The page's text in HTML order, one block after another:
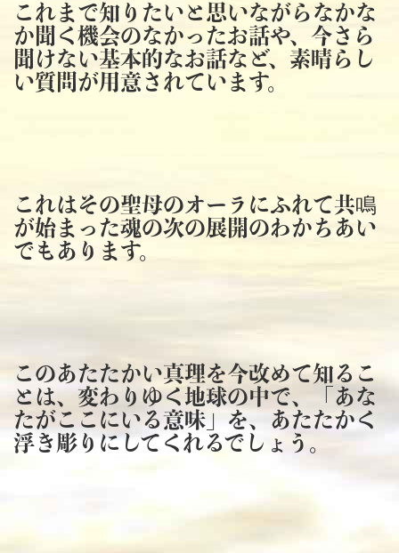
これまで知りたいと思いながらなかな
か聞く機会のなかったお話や、今さら
聞けない基本的なお話など、素晴らし
い質問が用意されています。
これはその聖母のオーラにふれて共鳴
が始まった魂の次の展開のわかちあい
でもあります。
このあたたかい真理を今改めて知るこ
とは、変わりゆく地球の中で、「あな
たがここにいる意味」を、あたたかく
浮き彫りにしてくれるでしょう。